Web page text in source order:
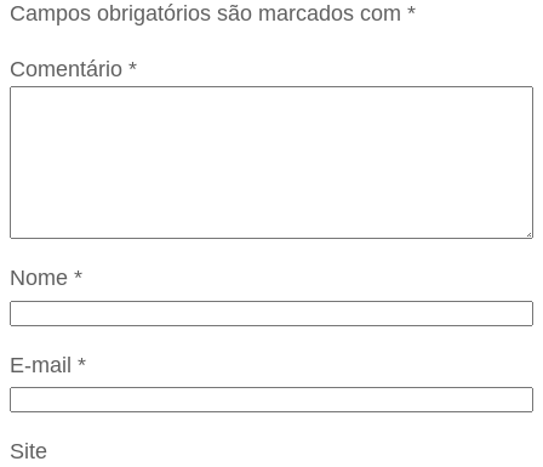
Campos obrigatórios são marcados com *
Comentário *
Nome *
E-mail *
Site